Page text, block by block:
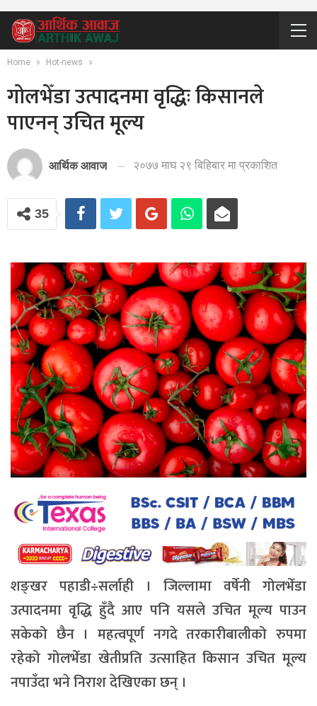
Home Hot-news
गोलभेँडा उत्पादनमा वृद्धिः किसानले
पाएनन् उचित मूल्य
आर्थिक आवाज २०७७ माघ २९ बिहिबार मा प्रकाशित
35
शङ्खर पहाडी÷सर्लाही । जिल्लामा वर्षेनी गोलभेँडा
उत्पादनमा वृद्धि हुँदै आए पनि यसले उचित मूल्य पाउन
सकेको छैन । महत्वपूर्ण नगदे तरकारीबालीको रुपमा
रहेको गोलभेँडा खेतीप्रति उत्साहित किसान उचित मूल्य
नपाउँदा भने निराश देखिएका छन् ।